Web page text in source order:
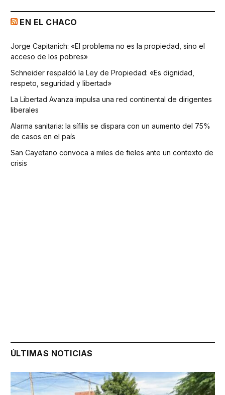
EN EL CHACO
Jorge Capitanich: «El problema no es la propiedad, sino el
acceso de los pobres»
Schneider respaldó la Ley de Propiedad: «Es dignidad,
respeto, seguridad y libertad»
La Libertad Avanza impulsa una red continental de dirigentes
liberales
Alarma sanitaria: la sífilis se dispara con un aumento del 75%
de casos en el país
San Cayetano convoca a miles de fieles ante un contexto de
crisis
ÚLTIMAS NOTICIAS